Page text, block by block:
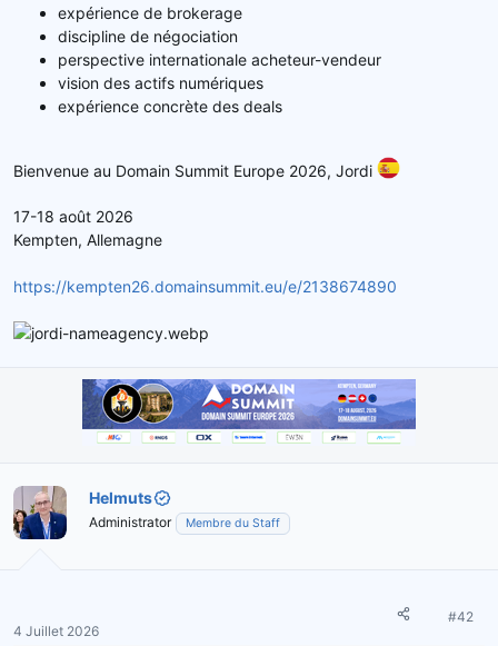
expérience de brokerage
discipline de négociation
perspective internationale acheteur-vendeur
vision des actifs numériques
expérience concrète des deals
Bienvenue au Domain Summit Europe 2026, Jordi
17-18 août 2026
Kempten, Allemagne
https://kempten26.domainsummit.eu/e/2138674890
Helmuts
Administrator Membre du Staff
4 Juillet 2026
#42